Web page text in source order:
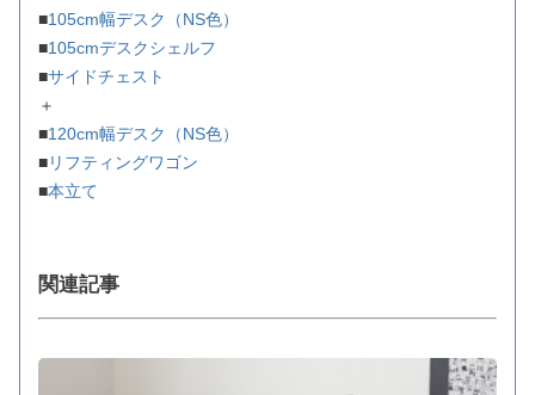
■105cm幅デスク（NS色）
■105cmデスクシェルフ
■サイドチェスト
＋
■120cm幅デスク（NS色）
■リフティングワゴン
■本立て
関連記事